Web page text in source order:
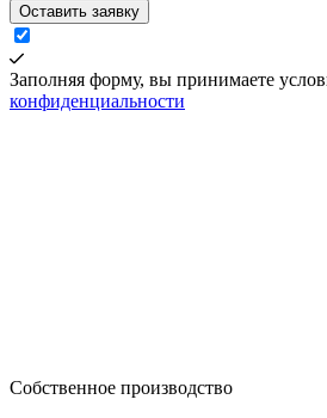
Оставить заявку
Заполняя форму, вы принимаете
конфиденциальности
Собственное производство